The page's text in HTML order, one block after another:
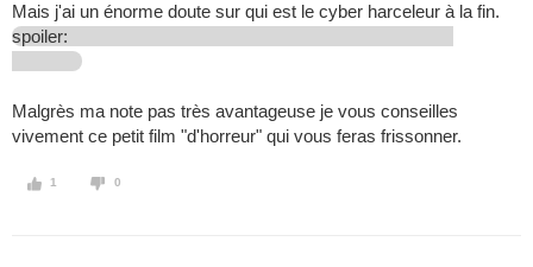
Mais j'ai un énorme doute sur qui est le cyber harceleur à la fin.
spoiler:
Malgrès ma note pas très avantageuse je vous conseilles
vivement ce petit film "d'horreur" qui vous feras frissonner.
1 0